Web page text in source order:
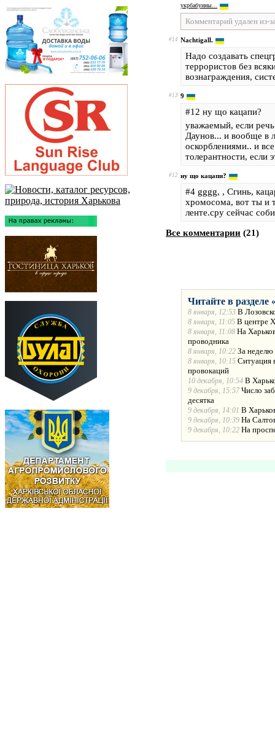
укрбабуины...
Комментарий удален из-
#14 Nachtigall.
Надо создавать
террористов без
вознаграждения,
#13 9
#12 ну що кацапи?
уважаемый, если
Даунов... и вообще в
оскорблениями.. и
толерантности, если
#12 ну що кацапи?
#4 gggg, , Сгинь,
хромосома, вот ты и
ленте.сру сейчас
Все комментарии (21)
Читайте в разделе
8 января, 12:53 В
8 января, 11:05 В центре
8 января, 11:08 На
проводника
8 января, 10:22 За неделю
8 января, 10:15 Ситуация
провокаций
10 декабря, 10:54 В
9 декабря, 15:57 Число
десятка
9 декабря, 14:01 В
9 декабря, 10:39 На
9 декабря, 10:22 На